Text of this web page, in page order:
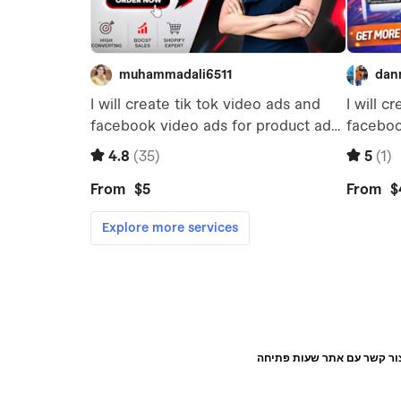
קשר עם אתר שעות פתיחה